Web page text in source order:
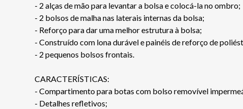
- 2 alças de mão para levantar a bolsa e colocá-la no ombro;
- 2 bolsos de malha nas laterais internas da bolsa;
- Reforço para dar uma melhor estrutura à bolsa;
- Construído com lona durável e painéis de reforço de
- 2 pequenos bolsos frontais.
CARACTERÍSTICAS:
- Compartimento para botas com bolso removível
- Detalhes refletivos;